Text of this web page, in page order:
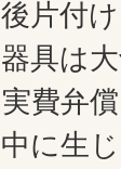
片付
具は
費弁
に生